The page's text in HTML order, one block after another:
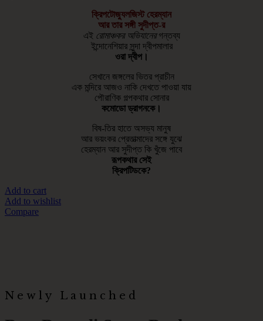
ক্রিপটোজ্যুলজিস্ট হেরম্যান
আর তার সঙ্গী সুদীপ্ত-র
এই রোমাঞ্চকর অভিযানেরগন্তব্য
ইন্দোনেশিয়ার সুন্দা দ্বীপমালার
ওরা দ্বীপ।
সেখানে জঙ্গলের ভিতর প্রাচীন
এক মন্দিরে আজও নাকি দেখতে পাওয়া যায়
পৌরাণিক গল্পকথার সোনার
কমোডো ড্রাগনকে।
বিষ-তির হাতে অসভ্য মানুষ
আর ভয়ংকর প্রেতাত্মাদের সঙ্গে যুঝে
হেরম্যান আর সুদীপ্ত কি খুঁজে পাবে
রূপকথার সেই
ক্রিপটিডকে?
Add to cart
Add to wishlist
Compare
Newly Launched